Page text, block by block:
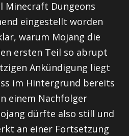
Minecraft Dungeons
eingestellt worden
warum Mojang die
ersten Teil so abrupt
Ankündigung liegt
im Hintergrund bereits
einem Nachfolger
dürfte also still und
an einer Fortsetzung